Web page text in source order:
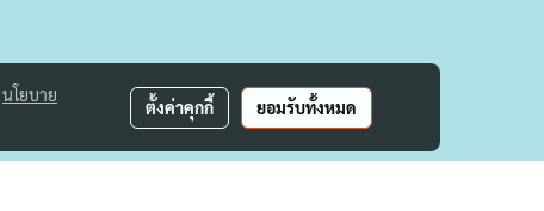
นโยบาย
ตั้งค่าคุกกี้ ยอมรับทั้งหมด